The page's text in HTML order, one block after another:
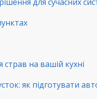
на вашій кухні
як підготувати